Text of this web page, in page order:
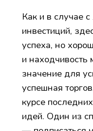
Как и в случае
инвестиций,
успеха, но
и находчивость
значение для
успешная
курсе
идей. Один из